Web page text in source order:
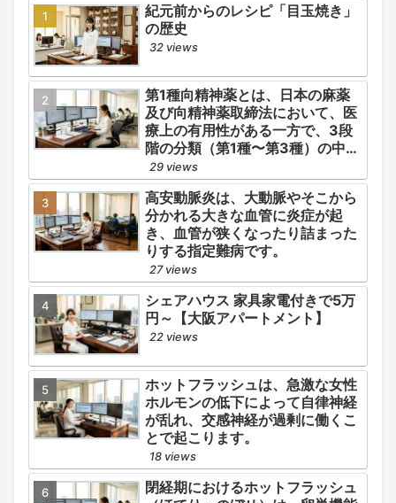
紀元前からのレシピ「目玉焼き」
の歴史
32 views
第1種向精神薬とは、日本の麻薬
及び向精神薬取締法において、医
療上の有用性がある一方で、3段
階の分類（第1種〜第3種）の中で
最も医療用としての濫用の危険性
が高く、有害作用が強いとされる
医薬品です。
29 views
高安動脈炎は、大動脈やそこから
分かれる大きな血管に炎症が起
き、血管が狭くなったり詰まった
りする指定難病です。
27 views
シェアハウス 家具家電付きで5万
円～【大阪アパートメント】
22 views
ホットフラッシュは、急激な女性
ホルモンの低下によって自律神経
が乱れ、交感神経が過剰に働くこ
とで起こります。
18 views
閉経期におけるホットフラッシュ